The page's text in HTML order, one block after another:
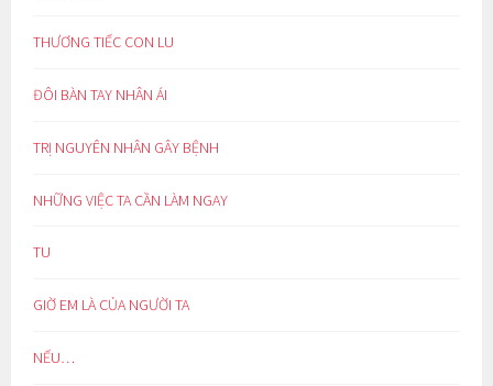
THƯƠNG TIẾC CON LU
ĐÔI BÀN TAY NHÂN ÁI
TRỊ NGUYÊN NHÂN GÂY BỆNH
NHỮNG VIỆC TA CẦN LÀM NGAY
TU
GIỜ EM LÀ CỦA NGƯỜI TA
NẾU…